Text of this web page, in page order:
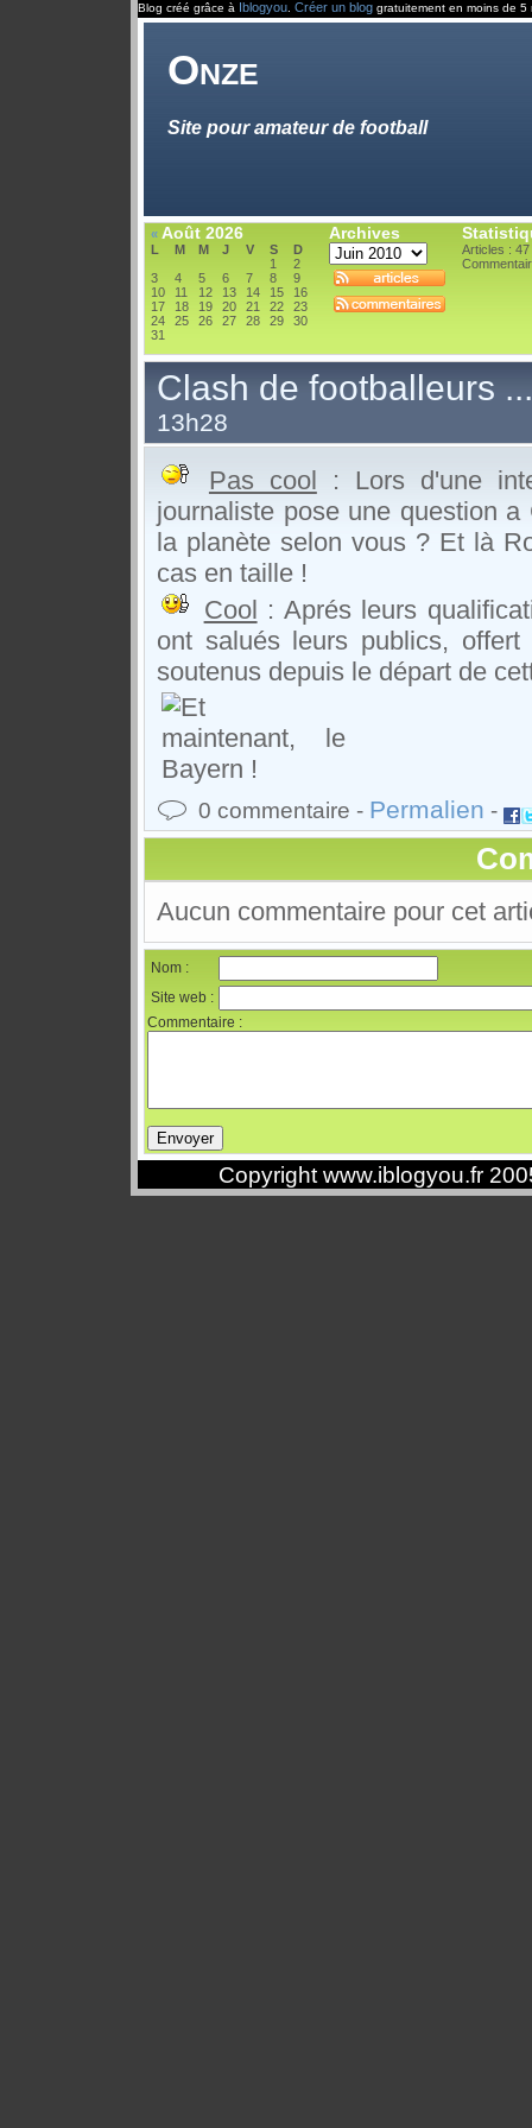
Blog créé grâce à Iblogyou Créer un blog gratuitement en moins de 5
Onze
Site pour amateur de football
« Août 2026
L M M J V S
D
1
2
3
4 5 6 7 8
9
10
11 12 13 14 15
16
17
18 19 20 21 22
23
24
25 26 27 28 29
30
31
Archives
Articles : 47
Clash de footballeurs
13h28
Pas cool : Lors d'une
journaliste pose une question
la planète selon vous ? Et là
cas en taille !
Cool : Aprés leurs
ont salués leurs publics,
soutenus depuis le départ de
0 commentaire - Permalien -
Aucun commentaire pour cet
Nom :
Site web :
Commentaire :
Copyright www.iblogyou.fr